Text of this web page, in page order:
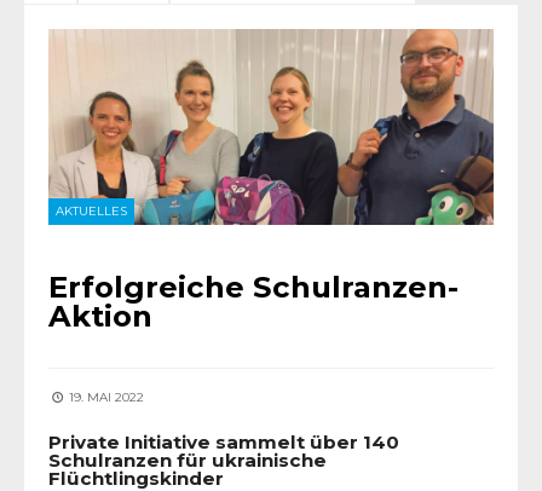
AKTUELLES
Erfolgreiche Schulranzen-
Aktion
19. MAI 2022
Private Initiative sammelt über 140
Schulranzen für ukrainische
Flüchtlingskinder